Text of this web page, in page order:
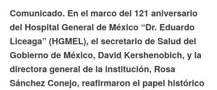
Comunicado. En el marco del 121 aniversario
del Hospital General de México “Dr. Eduardo
Liceaga” (HGMEL), el secretario de Salud del
Gobierno de México, David Kershenobich, y la
directora general de la institución, Rosa
Sánchez Conejo, reafirmaron el papel histórico